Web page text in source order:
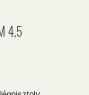
4,5